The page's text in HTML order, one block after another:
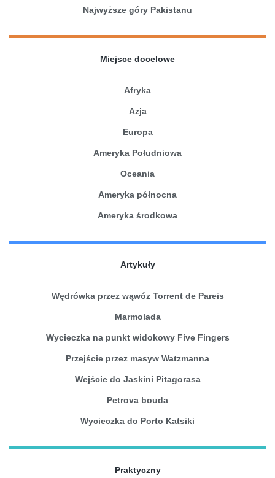
Najwyższe góry Pakistanu
Miejsce docelowe
Afryka
Azja
Europa
Ameryka Południowa
Oceania
Ameryka północna
Ameryka środkowa
Artykuły
Wędrówka przez wąwóz Torrent de Pareis
Marmolada
Wycieczka na punkt widokowy Five Fingers
Przejście przez masyw Watzmanna
Wejście do Jaskini Pitagorasa
Petrova bouda
Wycieczka do Porto Katsiki
Praktyczny